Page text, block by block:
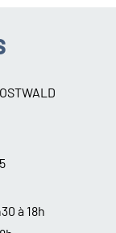
à 18h